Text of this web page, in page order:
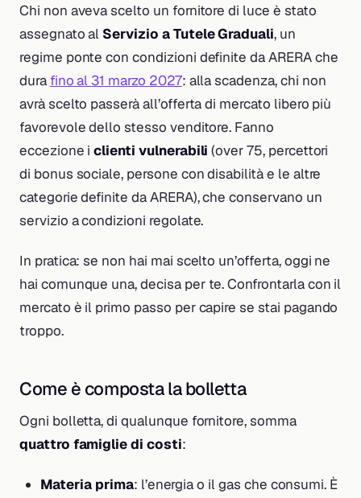
Chi non aveva scelto un fornitore di luce è stato
assegnato al Servizio a Tutele Graduali, un
regime ponte con condizioni definite da ARERA che
dura fino al 31 marzo 2027: alla scadenza, chi non
avrà scelto passerà all’offerta di mercato libero più
favorevole dello stesso venditore. Fanno
eccezione iclienti vulnerabili (over 75, percettori
di bonus sociale, persone con disabilità e le altre
categorie definite da ARERA), che conservano un
servizio a condizioni regolate.
In pratica: se non hai mai scelto un’offerta, oggi ne
hai comunque una, decisa per te. Confrontarla con il
mercato è il primo passo per capire se stai pagando
troppo.
Come è composta la bolletta
Ogni bolletta, di qualunque fornitore, somma
quattro famiglie di costi:
Materia prima: l’energia o il gas che consumi. È